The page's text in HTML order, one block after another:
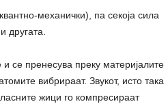
механички), па секоја сила
другата.
се пренесува преку материјалите
вибрираат. Звукот, исто така
жици го компресираат